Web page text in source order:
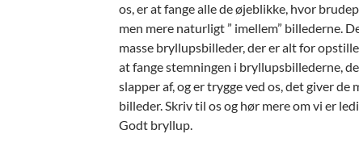
os, er at fange alle de øjeblikke, hvor
men mere naturligt ” imellem” billederne.
masse bryllupsbilleder, der er alt for
at fange stemningen i bryllupsbillederne,
slapper af, og er trygge ved os, det giver
billeder. Skriv til os og hør mere om vi er
Godt bryllup.